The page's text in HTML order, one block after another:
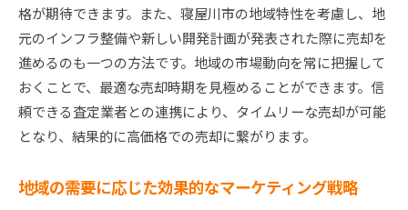
格が期待できます。また、寝屋川市の地域特性を考慮し、地
元のインフラ整備や新しい開発計画が発表された際に売却を
進めるのも一つの方法です。地域の市場動向を常に把握して
おくことで、最適な売却時期を見極めることができます。信
頼できる査定業者との連携により、タイムリーな売却が可能
となり、結果的に高価格での売却に繋がります。
地域の需要に応じた効果的なマーケティング戦略